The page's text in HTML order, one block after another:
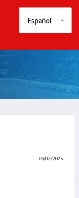
04/02/2023